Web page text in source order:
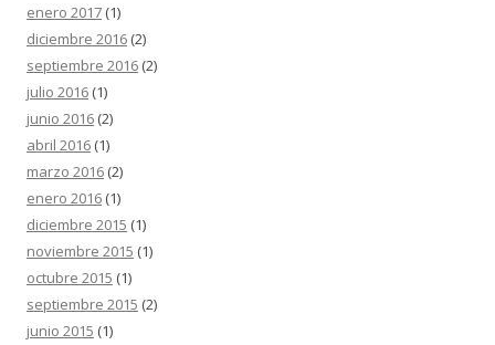
enero 2017 (1)
diciembre 2016 (2)
septiembre 2016 (2)
julio 2016 (1)
junio 2016 (2)
abril 2016 (1)
marzo 2016 (2)
enero 2016 (1)
diciembre 2015 (1)
noviembre 2015 (1)
octubre 2015 (1)
septiembre 2015 (2)
junio 2015 (1)